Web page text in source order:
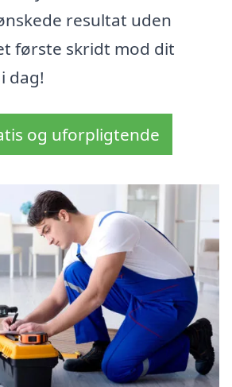
resultat uden
første skridt mod dit
dag!
og uforpligtende